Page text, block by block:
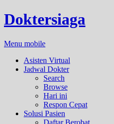
Doktersiaga
Menu mobile
Asisten Virtual
Jadwal Dokter
Search
Browse
Hari ini
Respon Cepat
Solusi Pasien
Daftar Berobat